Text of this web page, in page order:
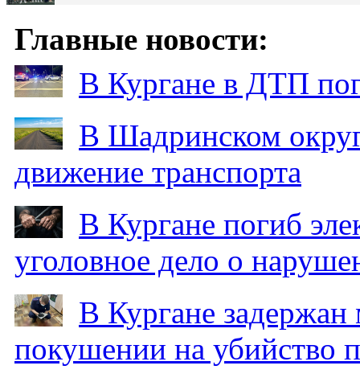
Главные новости:
В Кургане в ДТП
В Шадринском
движение транспорта
В Кургане погиб
уголовное дело о
В Кургане
покушении на убийство